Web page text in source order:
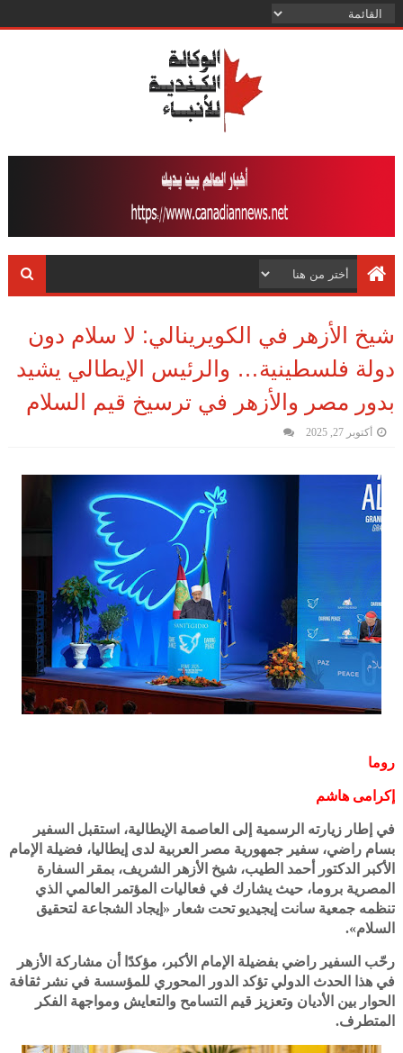
شيخ الأزهر في الكويرينالي: لا سلام دون
دولة فلسطينية… والرئيس الإيطالي يشيد
بدور مصر والأزهر في ترسيخ قيم السلام
أكتوبر 27, 2025
روما
إكرامى هاشم
في إطار زيارته الرسمية إلى العاصمة الإيطالية، استقبل السفير
بسام راضي، سفير جمهورية مصر العربية لدى إيطاليا، فضيلة الإمام
الأكبر الدكتور أحمد الطيب، شيخ الأزهر الشريف، بمقر السفارة
المصرية بروما، حيث يشارك في فعاليات المؤتمر العالمي الذي
تنظمه جمعية سانت إيجيديو تحت شعار «إيجاد الشجاعة لتحقيق
السلام».
رحّب السفير راضي بفضيلة الإمام الأكبر، مؤكدًا أن مشاركة الأزهر
في هذا الحدث الدولي تؤكد الدور المحوري للمؤسسة في نشر ثقافة
الحوار بين الأديان وتعزيز قيم التسامح والتعايش ومواجهة الفكر
المتطرف.